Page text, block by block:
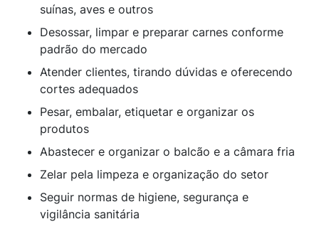
suínas, aves e outros
Desossar, limpar e preparar carnes conforme
padrão do mercado
Atender clientes, tirando dúvidas e oferecendo
cortes adequados
Pesar, embalar, etiquetar e organizar os
produtos
Abastecer e organizar o balcão e a câmara fria
Zelar pela limpeza e organização do setor
Seguir normas de higiene, segurança e
vigilância sanitária